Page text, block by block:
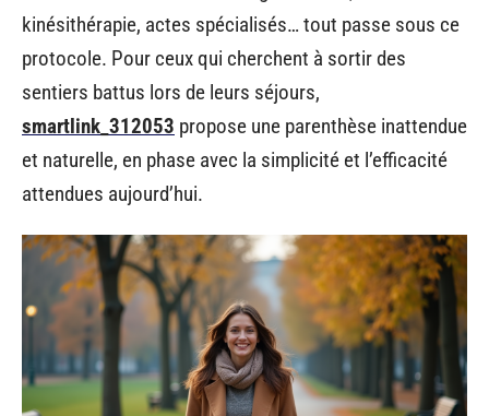
kinésithérapie, actes spécialisés… tout passe sous ce
protocole. Pour ceux qui cherchent à sortir des
sentiers battus lors de leurs séjours,
smartlink_312053 propose une parenthèse inattendue
et naturelle, en phase avec la simplicité et l’efficacité
attendues aujourd’hui.